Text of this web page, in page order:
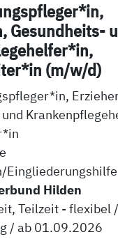
Gesundheits-
(m/w/d)
Eingliederungshilfe
Hilden
Teilzeit - flexibel /
/ ab 01.09.2026